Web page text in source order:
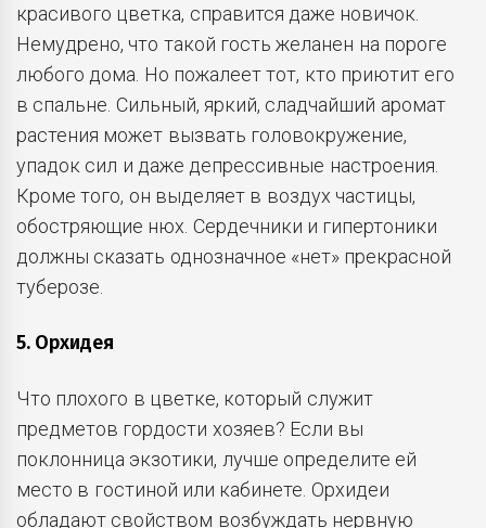
красивого цветка, справится даже новичок.
Немудрено, что такой гость желанен на пороге
любого дома. Но пожалеет тот, кто приютит его
в спальне. Сильный, яркий, сладчайший аромат
растения может вызвать головокружение,
упадок сил и даже депрессивные настроения.
Кроме того, он выделяет в воздух частицы,
обостряющие нюх. Сердечники и гипертоники
должны сказать однозначное «нет» прекрасной
туберозе.
5. Орхидея
Что плохого в цветке, который служит
предметов гордости хозяев? Если вы
поклонница экзотики, лучше определите ей
место в гостиной или кабинете. Орхидеи
обладают свойством возбуждать нервную